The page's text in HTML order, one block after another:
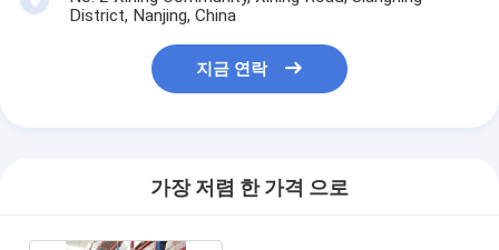
District, Nanjing, China
지금 연락
가장 저렴 한 가격 으로